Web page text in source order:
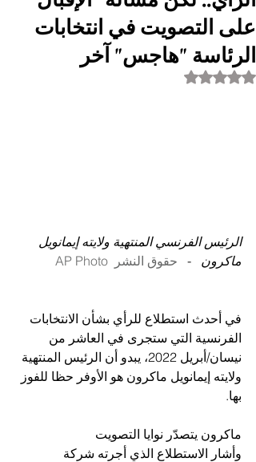
على التصويت في انتخابات
الرئاسة "هاجس" آخر
تم التقييم بـ ليس رقمًا من أصل 5 نجوم.
الرئيس الفرنسي المنتهية ولايته إيمانويل
ماكرون
  -
حقوق النشر AP Photo
في أحدث استطلاع للرأي بشأن الانتخابات
الفرنسية التي ستجرى في العاشر من
نيسان/أبريل 2022، يبدو أن الرئيس المنتهية
ولايته إيمانويل ماكرون هو الأوفر حظا للفوز
بها.
ماكرون يتصدّر نوايا التصويت
وأشار الاستطلاع الذي أجرته شركة